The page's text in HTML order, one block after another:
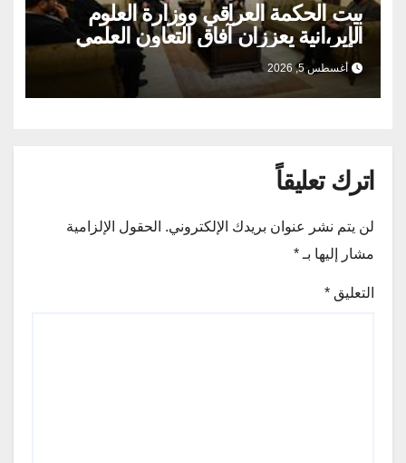
بيت الحكمة العراقي ووزارة العلوم
الإير،انية يعززان آفاق التعاون العلمي
والثقافي.
أغسطس 5, 2026
اترك تعليقاً
لن يتم نشر عنوان بريدك الإلكتروني. الحقول الإلزامية
مشار إليها بـ *
التعليق *